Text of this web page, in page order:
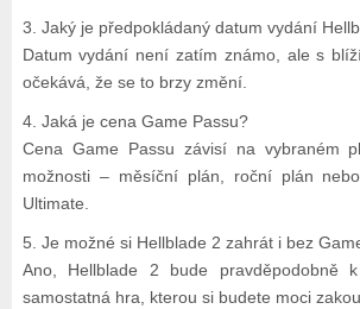
3. Jaký je předpokládaný datum vydání
Datum vydání není zatím známo, ale s
očekává, že se to brzy změní.
4. Jaká je cena Game Passu?
Cena Game Passu závisí na vybraném
možnosti – měsíční plán, roční plán
Ultimate.
5. Je možné si Hellblade 2 zahrát i bez
Ano, Hellblade 2 bude pravděpodobně
samostatná hra, kterou si budete moci